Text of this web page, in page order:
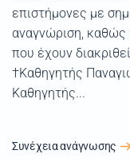
επιστήμονες με
αναγνώριση, καθώς
που έχουν
†Καθηγητής
Καθηγητής...
Συνέχεια ανάγνωσης